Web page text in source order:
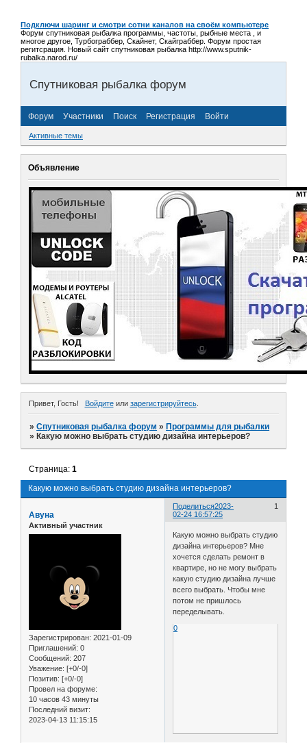
Подключи шаринг и смотри сотни каналов на своём компьютере
Форум спутниковая рыбалка программы, частоты, рыбные места , и
многое другое, Турбограббер, Скайнет, Скайграббер. Форум простая
регитсрация. Новый сайт спутниковая рыбалка http://www.sputnik-
rubalka.narod.ru/
Спутниковая рыбалка форум
Форум Участники Поиск Регистрация Войти
Активные темы
Объявление
Привет, Гость! Войдитеили зарегистрируйтесь.
»Спутниковая рыбалка форум » Программы для рыбалки
» Какую можно выбрать студию дизайна интерьеров?
Какую можно выбрать студию дизайна интерьеров?
Страница:1
Поделиться 1
2023-
02-24 16:57:25
Авуна
Активный участник
Зарегистрирован: 2021-01-09
Приглашений: 0
Сообщений: 207
Уважение: [+0/-0]
Позитив: [+0/-0]
Провел на форуме:
10 часов 43 минуты
Последний визит:
2023-04-13 11:15:15
Какую можно выбрать студию
дизайна интерьеров? Мне
хочется сделать ремонт в
квартире, но не могу выбрать
какую студию дизайна лучше
всего выбрать. Чтобы мне
потом не пришлось
переделывать.
0